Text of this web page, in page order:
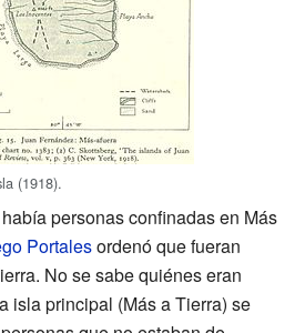
(1918).
personas confinadas en Más
Portalesordenó que fueran
No se sabe quiénes eran
isla principal (Más a Tierra) se